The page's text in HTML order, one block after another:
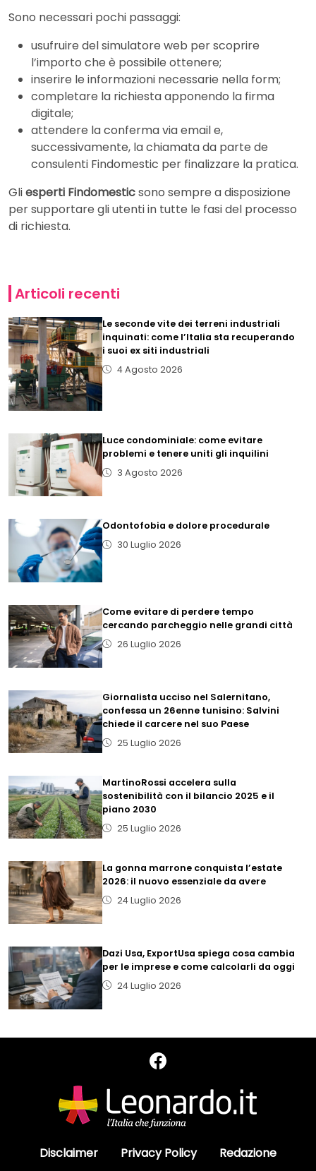
Sono necessari pochi passaggi:
usufruire del simulatore web per scoprire
l’importo che è possibile ottenere;
inserire le informazioni necessarie nella form;
completare la richiesta apponendo la firma
digitale;
attendere la conferma via email e,
successivamente, la chiamata da parte de
consulenti Findomestic per finalizzare la pratica.
Gliesperti Findomesticsono sempre a disposizione
per supportare gli utenti in tutte le fasi del processo
di richiesta.
Articoli recenti
Le seconde vite dei terreni industriali
inquinati: come l’Italia sta recuperando
i suoi ex siti industriali
4 Agosto 2026
Luce condominiale: come evitare
problemi e tenere uniti gli inquilini
3 Agosto 2026
Odontofobia e dolore procedurale
30 Luglio 2026
Come evitare di perdere tempo
cercando parcheggio nelle grandi città
26 Luglio 2026
Giornalista ucciso nel Salernitano,
confessa un 26enne tunisino: Salvini
chiede il carcere nel suo Paese
25 Luglio 2026
MartinoRossi accelera sulla
sostenibilità con il bilancio 2025 e il
piano 2030
25 Luglio 2026
La gonna marrone conquista l’estate
2026: il nuovo essenziale da avere
24 Luglio 2026
Dazi Usa, ExportUsa spiega cosa cambia
per le imprese e come calcolarli da oggi
24 Luglio 2026
Disclaimer Privacy Policy Redazione